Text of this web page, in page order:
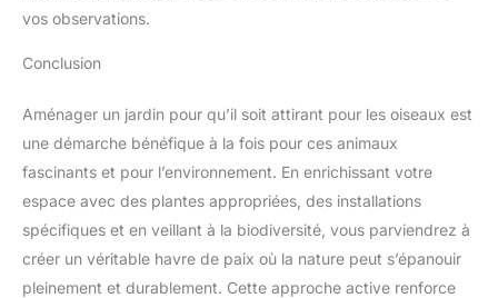
vos observations.
Conclusion
Aménager un jardin pour qu’il soit attirant pour les oiseaux est
une démarche bénéfique à la fois pour ces animaux
fascinants et pour l’environnement. En enrichissant votre
espace avec des plantes appropriées, des installations
spécifiques et en veillant à la biodiversité, vous parviendrez à
créer un véritable havre de paix où la nature peut s’épanouir
pleinement et durablement. Cette approche active renforce